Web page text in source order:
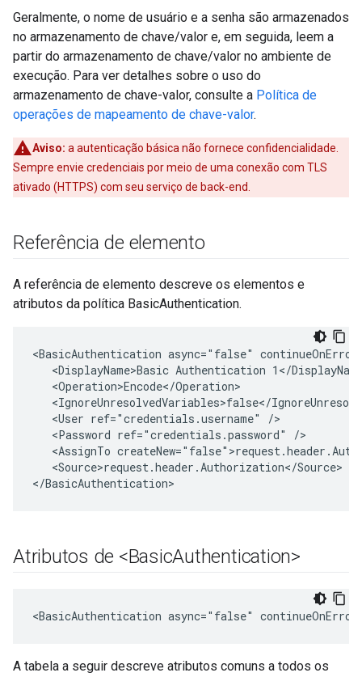
Geralmente, o nome de usuário e a senha são armazenados
no armazenamento de chave/valor e, em seguida, leem a
partir do armazenamento de chave/valor no ambiente de
execução. Para ver detalhes sobre o uso do
armazenamento de chave-valor, consulte a Política de
operações de mapeamento de chave-valor.
Aviso: a autenticação básica não fornece confidencialidade.
Sempre envie credenciais por meio de uma conexão com TLS
ativado (HTTPS) com seu serviço de back-end.
Referência de elemento
A referência de elemento descreve os elementos e
atributos da política BasicAuthentication.
<BasicAuthentication async="false"
<DisplayName>Basic Authentication 1</
   <Operation>Encode</Operation>
<IgnoreUnresolvedVariables>false</
   <User ref="credentials.username" />
   <Password ref="credentials.password" />
<AssignTo
   <Source>request.header.Authorization</Source>
</BasicAuthentication>
Atributos de <BasicAuthentication>
<BasicAuthentication async="false"
A tabela a seguir descreve atributos comuns a todos os